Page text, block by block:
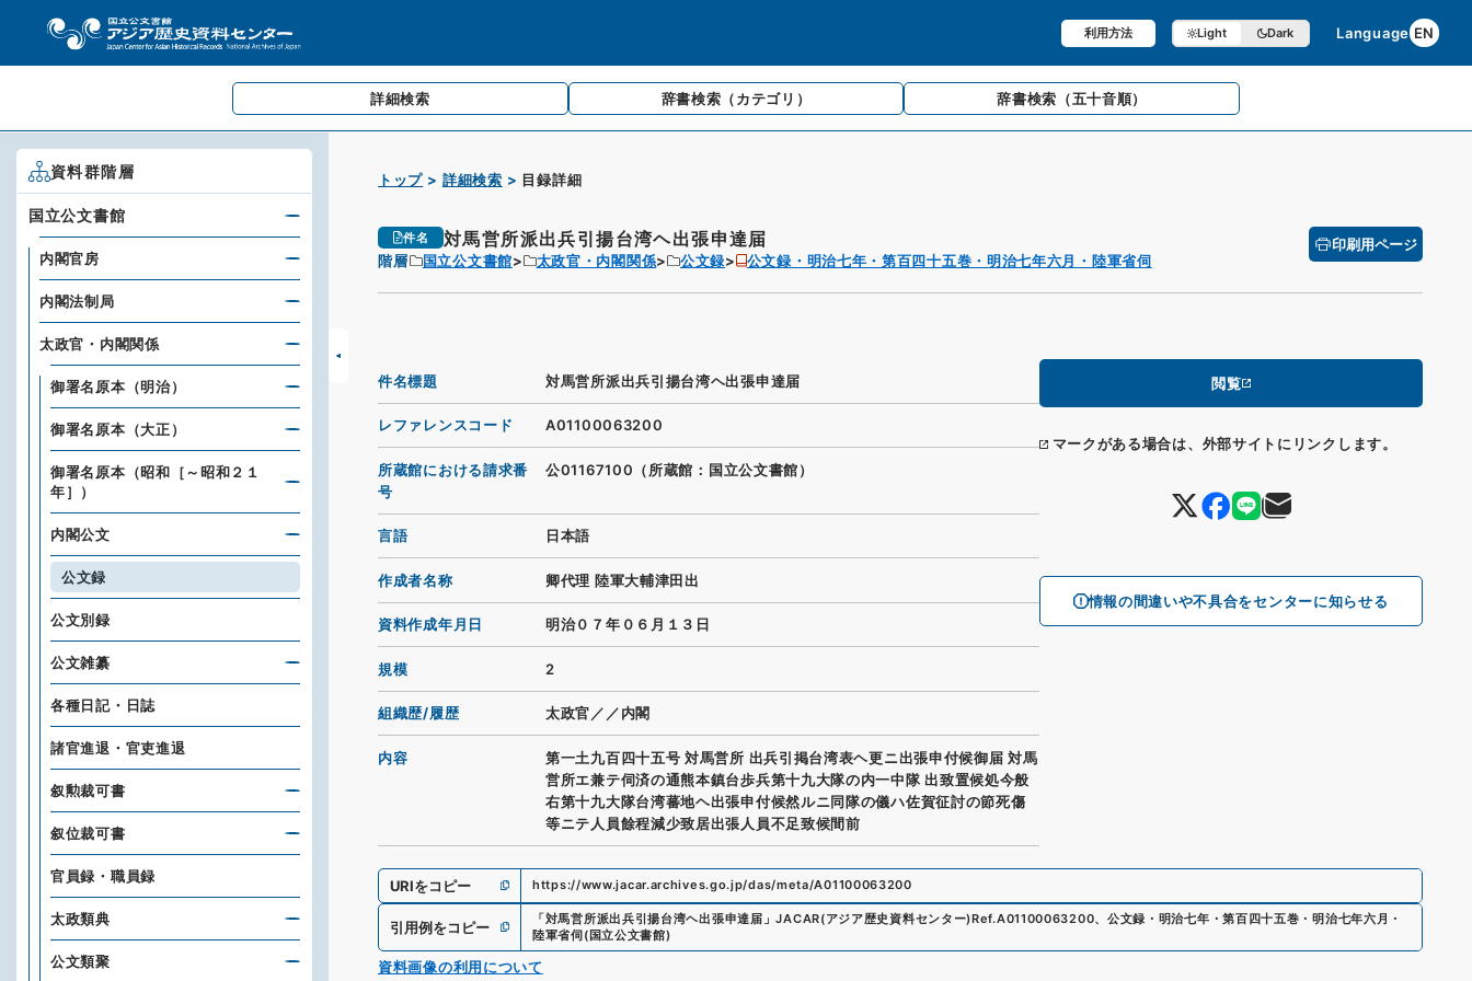
利用方法 Light Dark Language EN
詳細検索 辞書検索 （カテゴリ） 辞書検索 （五十音順）
トップ 詳細検索 目録詳細
件名 対馬営所派出兵引揚台湾ヘ出張申達届
階層 国立公文書館 太政官・内閣関係 公文録 公文録・明治七年・第百四十五巻・明治七年六月・陸軍省伺
印刷用ページ
閲覧
マークがある場合は、外部サイトにリンクします。
情報の間違いや不具合をセンターに知らせる
件名標題 対馬営所派出兵引揚台湾ヘ出張申達届
レファレンスコード A01100063200
所蔵館における請求番
号
公01167100（所蔵館：国立公文書館）
言語 日本語
作成者名称 卿代理 陸軍大輔津田出
資料作成年月日 明治０７年０６月１３日
規模 2
組織歴/履歴 太政官／／内閣
内容
第一土九百四十五号 対馬営所 出兵引掲台湾表ヘ更ニ出張申付候御届 対馬
営所エ兼テ伺済の通熊本鎮台歩兵第十九大隊の内一中隊 出致置候処今般
右第十九大隊台湾蕃地ヘ出張申付候然ルニ同隊の儀ハ佐賀征討の節死傷
等ニテ人員餘程減少致居出張人員不足致候間前
URIをコピー https://www.jacar.archives.go.jp/das/meta/A01100063200
引用例をコピー 「対馬営所派出兵引揚台湾ヘ出張申達届 」JACAR(アジア歴史資料センター)Ref.A01100063200、 公文録・明治七年・第百四十五巻・明治七年六月・
陸軍省伺(国立公文書館)
資料画像の利用について
資料群階層
国立公文書館
内閣官房
内閣法制局
太政官・内閣関係
御署名原本（明治）
御署名原本（大正）
御署名原本（昭和［～昭和２１
年］）
内閣公文
公文録
公文別録
公文雑纂
各種日記・日誌
諸官進退・官吏進退
叙勲裁可書
叙位裁可書
官員録・職員録
太政類典
公文類聚